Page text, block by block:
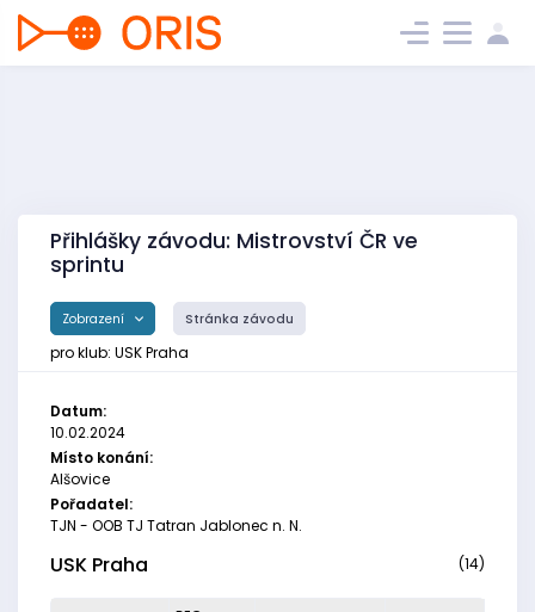
Přihlášky závodu: Mistrovství ČR ve
sprintu
Zobrazení Stránka závodu
pro klub: USK Praha
Datum:
10.02.2024
Místo konání:
Alšovice
Pořadatel:
TJN - OOB TJ Tatran Jablonec n. N.
USK Praha (14)